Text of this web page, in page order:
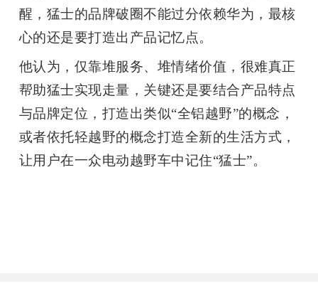
醒，猛士的品牌破圈不能过分依赖华为，最核
心的还是要打造出产品记忆点。
他认为，仅靠堆服务、堆情绪价值，很难真正
帮助猛士实现走量，关键还是要结合产品特点
与品牌定位，打造出类似“全铝越野”的概念，
或者依托轻越野的概念打造全新的生活方式，
让用户在一众电动越野车中记住“猛士”。